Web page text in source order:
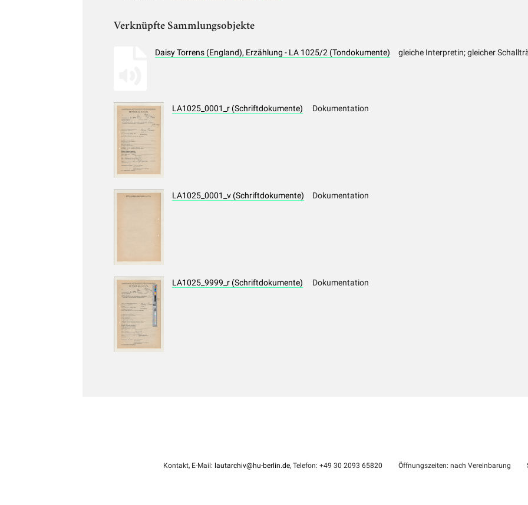
Verknüpfte Sammlungsobjekte
Daisy Torrens (England), Erzählung - LA 1025/2 (Tondokumente) gleiche Interpretin; gleicher
LA1025_0001_r (Schriftdokumente) Dokumentation
LA1025_0001_v (Schriftdokumente) Dokumentation
LA1025_9999_r (Schriftdokumente) Dokumentation
Kontakt, E-Mail: lautarchiv@hu-berlin.de, Telefon: +49 30 2093 65820 Öffnungszeiten: nach Vereinbarung